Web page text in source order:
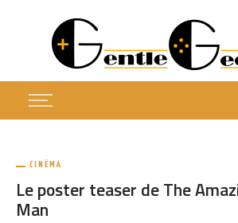
CINÉMA
Le poster teaser de The
Man